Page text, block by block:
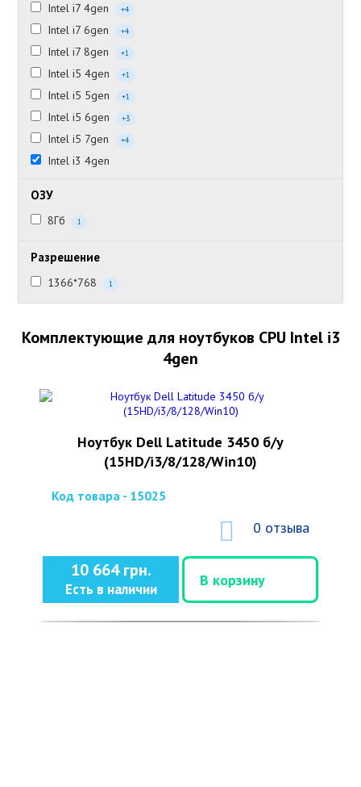
Intel i7 4gen +4
Intel i7 6gen +4
Intel i7 8gen +1
Intel i5 4gen +1
Intel i5 5gen +1
Intel i5 6gen +3
Intel i5 7gen +4
Intel i3 4gen
ОЗУ
8Гб 1
Разрешение
1366*768 1
Комплектующие для ноутбуков CPU Intel i3
4gen
Ноутбук Dell Latitude 3450 б/у
(15HD/i3/8/128/Win10)
Код товара - 15025
0 отзыва
10 664 грн.
Есть в наличии
В корзину